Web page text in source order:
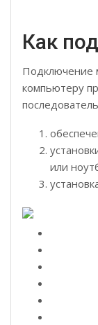
Как
Подключение
компьютеру
или